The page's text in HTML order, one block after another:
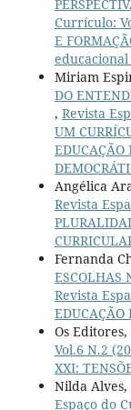
Currículo:
E
Miriam
DO
, Revista
UM
Angélica
Revista
Fernanda
ESCOLHAS
Revista
EDUCAÇÃO
Os Editores,
Vol.6 N.2
XXI:
Nilda Alves,
Espaço do